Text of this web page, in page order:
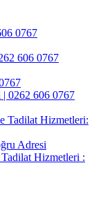
0767
606 0767
| 0262 606 0767
Tadilat Hizmetleri:
Adresi
Hizmetleri :